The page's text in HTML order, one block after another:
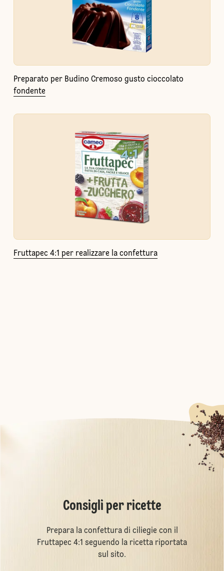
Preparato per Budino Cremoso gusto cioccolato
fondente
Fruttapec 4:1 per realizzare la confettura
Consigli per ricette
Prepara la confettura di ciliegie con il
Fruttapec 4:1 seguendo la ricetta riportata
sul sito.